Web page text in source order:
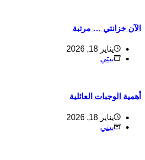
خزانتي … مرتبة
يناير 18, 2026
بيتي
الوجبات العائلية
يناير 18, 2026
بيتي